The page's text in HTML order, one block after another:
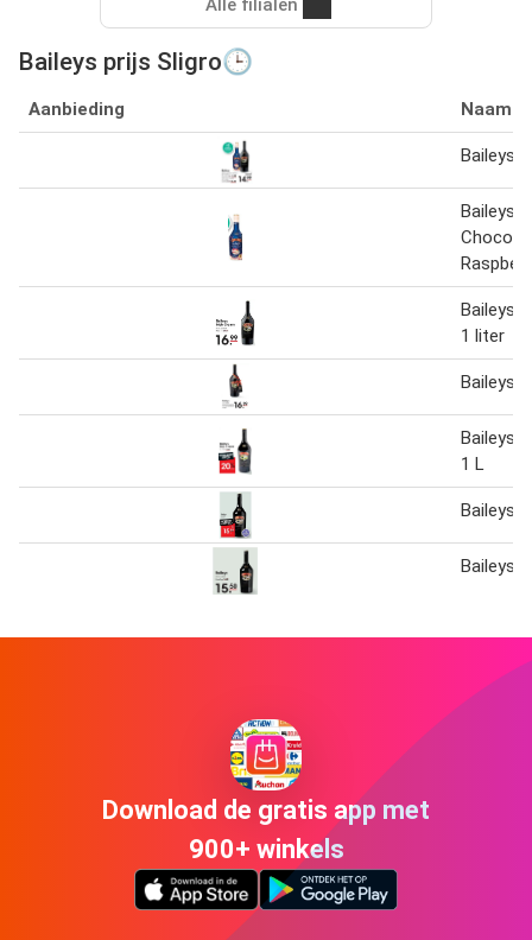
Baileys prijs Sligro🕒
Aanbieding Naam
Baileys
Baileys
Baileys
1 liter
Baileys
Baileys
1 L
Baileys
Baileys
Download de gratis app met
900+ winkels